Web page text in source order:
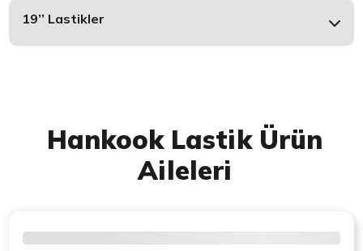
19’’ Lastikler
Hankook Lastik Ürün
Aileleri